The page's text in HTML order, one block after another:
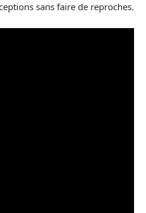
sans faire de reproches.